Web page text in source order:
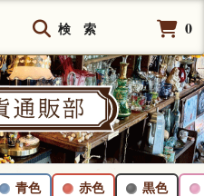
検 索 0
青色 赤色 黒色